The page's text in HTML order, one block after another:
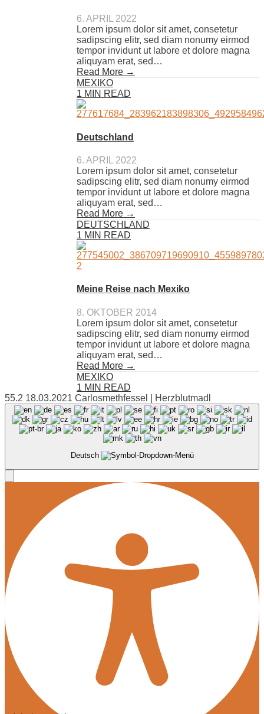
6. APRIL 2022
Lorem ipsum dolor sit amet, consetetur
sadipscing elitr, sed diam nonumy eirmod
tempor invidunt ut labore et dolore magna
aliquyam erat, sed…
Read More →
MEXIKO
1 MIN READ
Deutschland
6. APRIL 2022
Lorem ipsum dolor sit amet, consetetur
sadipscing elitr, sed diam nonumy eirmod
tempor invidunt ut labore et dolore magna
aliquyam erat, sed…
Read More →
DEUTSCHLAND
1 MIN READ
Meine Reise nach Mexiko
8. OKTOBER 2014
Lorem ipsum dolor sit amet, consetetur
sadipscing elitr, sed diam nonumy eirmod
tempor invidunt ut labore et dolore magna
aliquyam erat, sed…
Read More →
MEXIKO
1 MIN READ
55.2 18.03.2021 Carlosmethfessel | Herzblutmadl
Deutsch